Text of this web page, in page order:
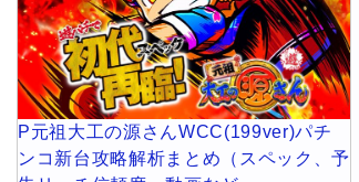
P元祖大工の源さんWCC(199ver)パチ
ンコ新台攻略解析まとめ（スペック、予